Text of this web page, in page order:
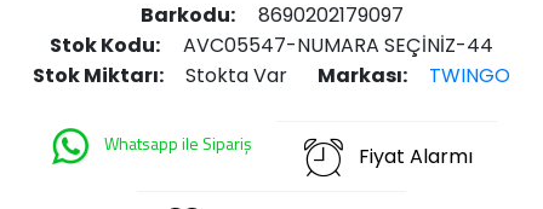
Barkodu:
8690202179097
Stok Kodu:
AVC05547-NUMARA SEÇİNİZ-44
Stok Miktarı:
Stokta Var Markası: TWINGO
Whatsapp ile Sipariş Fiyat Alarmı